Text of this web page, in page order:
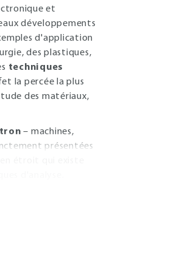
et
développements
d'application
des plastiques,
techniques
la percée la plus
des matériaux,
– machines,
présentées